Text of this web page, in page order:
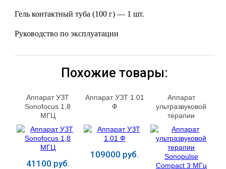
Гель контактный туба (100 г) — 1 шт.
Руководство по эксплуатации
Похожие товары:
Аппарат УЗТ
Sonofocus 1,8
МГЦ
41100 руб.
Аппарат УЗТ 1.01
Ф
109000 руб.
Аппарат
ультразвуковой
терапии
Compact 3 МГц